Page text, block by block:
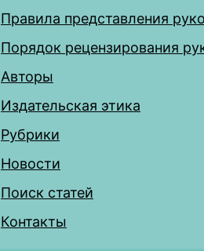
Правила представления
Порядок рецензирования
Авторы
Издательская этика
Рубрики
Новости
Поиск статей
Контакты